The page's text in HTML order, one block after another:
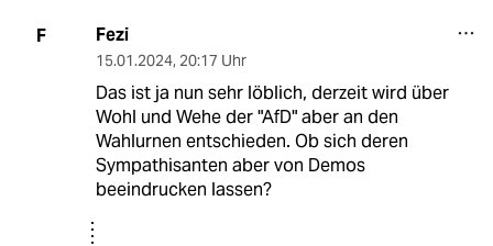
F Fezi
15.01.2024, 20:17 Uhr
Das ist ja nun sehr löblich, derzeit wird über
Wohl und Wehe der "AfD" aber an den
Wahlurnen entschieden. Ob sich deren
Sympathisanten aber von Demos
beeindrucken lassen?